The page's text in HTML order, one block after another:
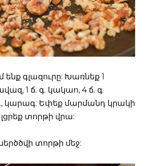
գլազուրը: Խառնեք 1
1 ճ. գ. կակաո, 4 ճ. գ.
կարագ: Եփեք մարմանդ կրակի
տորթի վրա:
տորթի մեջ: